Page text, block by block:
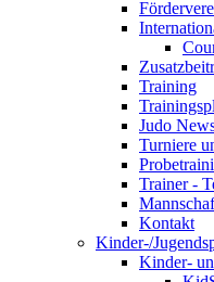
Training
Judo
Turniere
Trainer -
Kontakt
Kinder-/
Kinder-